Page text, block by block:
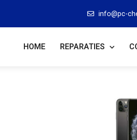
info@pc-
HOME REPARATIES